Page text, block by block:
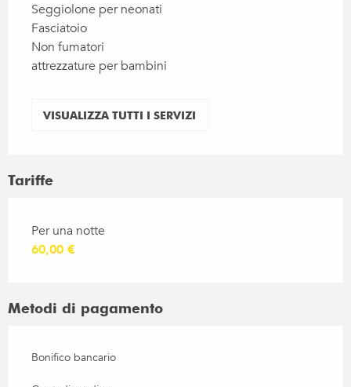
Seggiolone per neonati
Fasciatoio
Non fumatori
attrezzature per bambini
VISUALIZZA TUTTI I SERVIZI
Tariffe
Tariffe 2026
Per una notte
60,00 €
Metodi di pagamento
Bonifico bancario